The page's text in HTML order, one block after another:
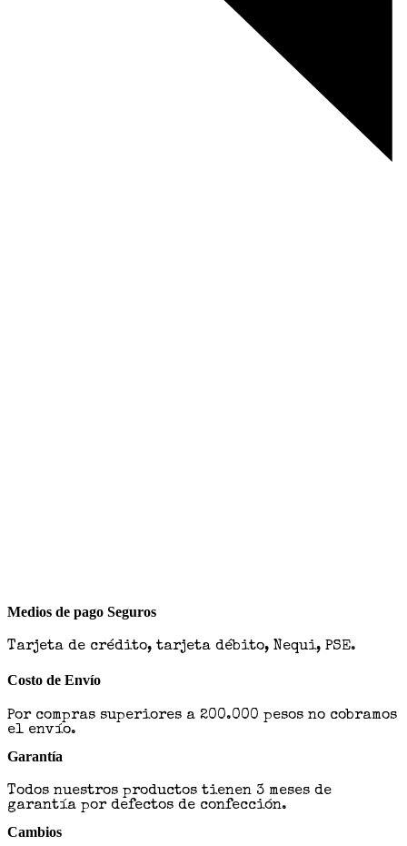
Medios de pago Seguros
Tarjeta de crédito, tarjeta débito, Nequi, PSE.
Costo de Envío
Por compras superiores a 200.000 pesos no cobramos
el envío.
Garantía
Todos nuestros productos tienen 3 meses de
garantía por defectos de confección.
Cambios